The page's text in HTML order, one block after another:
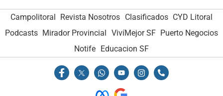
Campolitoral Revista Nosotros Clasificados CYD Litoral
Podcasts Mirador Provincial VivíMejor SF Puerto Negocios
Notife Educacion SF